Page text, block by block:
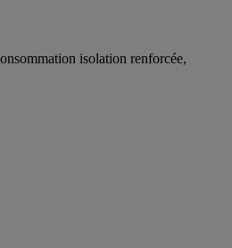
isolation renforcée,